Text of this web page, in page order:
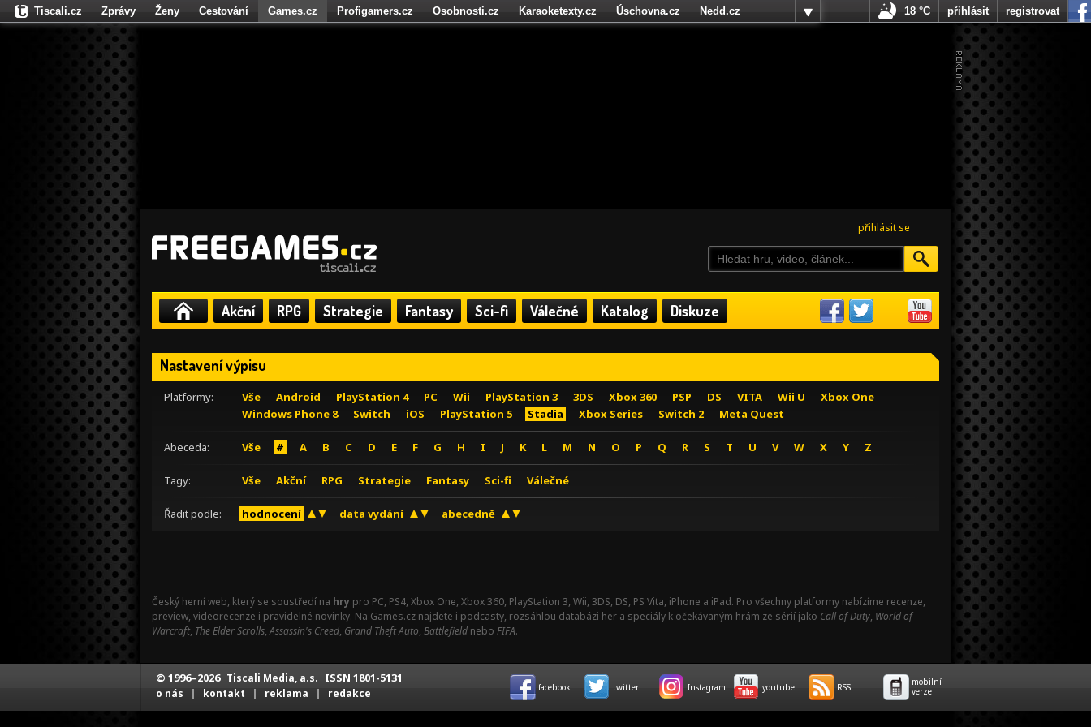
přihlásit se
Akční RPG Strategie Fantasy Sci-fi Válečné Katalog Diskuze
Nastavení výpisu
Platformy: Vše Android PlayStation 4 PC Wii PlayStation 3 3DS Xbox 360 PSP DS VITA Wii U
Xbox One
Windows Phone 8
Switch iOS PlayStation 5 Stadia Xbox Series Switch 2 Meta Quest
Abeceda: Vše # A B C D E F G H I J K L M N O P Q R S T U V W X Y Z
Tagy: Vše Akční RPG Strategie Fantasy Sci-fi Válečné
Řadit podle: hodnocení data vydání abecedně
Český herní web, který se soustředí na hry pro PC, PS4, Xbox One, Xbox 360, PlayStation 3, Wii, 3DS, DS, PS Vita, iPhone a iPad. Pro všechny platformy nabízíme recenze,
preview, videorecenze i pravidelné novinky. Na Games.cz najdete i podcasty, rozsáhlou databázi her a speciály k očekávaným hrám ze sérií jako Call of Duty, World of
Warcraft, The Elder Scrolls,Assassin's Creed, Grand Theft Auto, Battlefield nebo FIFA.
Tiscali.cz Zprávy Ženy Cestování Games.cz Profigamers.cz Osobnosti.cz Karaoketexty.cz Úschovna.cz
Nedd.cz
Fights.cz
18 °C přihlásit registrovat
© 1996–2026 Tiscali Media, a.s. ISSN 1801-5131
o nás | kontakt | reklama | redakce facebook twitter Instagram youtube RSS
mobilní
verze